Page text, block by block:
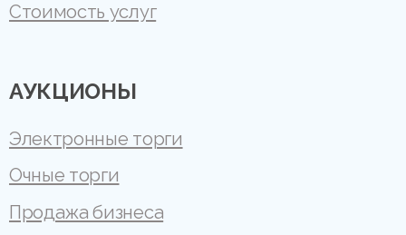
Стоимость услуг
АУКЦИОНЫ
Электронные торги
Очные торги
Продажа бизнеса